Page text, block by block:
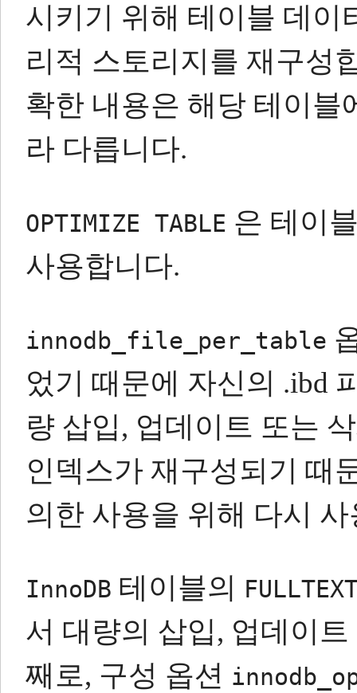
시키기 위해 테이블​​ 데이
리적 스토리지를 재구성
확한 내용은 해당 테이블
라 다릅니다.
OPTIMIZE TABLE 은 테이
사용합니다.
innodb_file_per_table
었기 때문에 자신의 .ibd
량 삽입, 업데이트 또는
인덱스가 재구성되기 때
의한 사용을 위해 다시
InnoDB 테이블의
서 대량의 삽입, 업데이
째로, 구성 옵션